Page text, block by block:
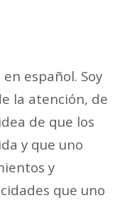
español. Soy
la atención, de
de que los
y que uno
y
que uno